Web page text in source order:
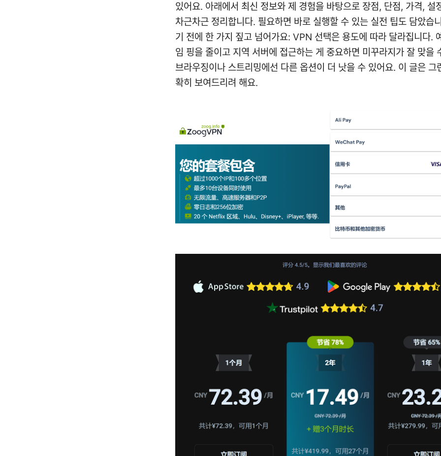
있어요. 아래에서 최신 정보와 제 경험을 바탕으로 장점, 단점, 가격, 설
차근차근 정리합니다. 필요하면 바로 실행할 수 있는 실전 팁도 담았습
기 전에 한 가지 짚고 넘어가요: VPN 선택은 용도에 따라 달라집니다.
임 핑을 줄이고 지역 서버에 접근하는 게 중요하면 미꾸라지가 잘 맞을
브라우징이나 스트리밍에선 다른 옵션이 더 낫을 수 있어요. 이 글은 그
확히 보여드리려 해요.